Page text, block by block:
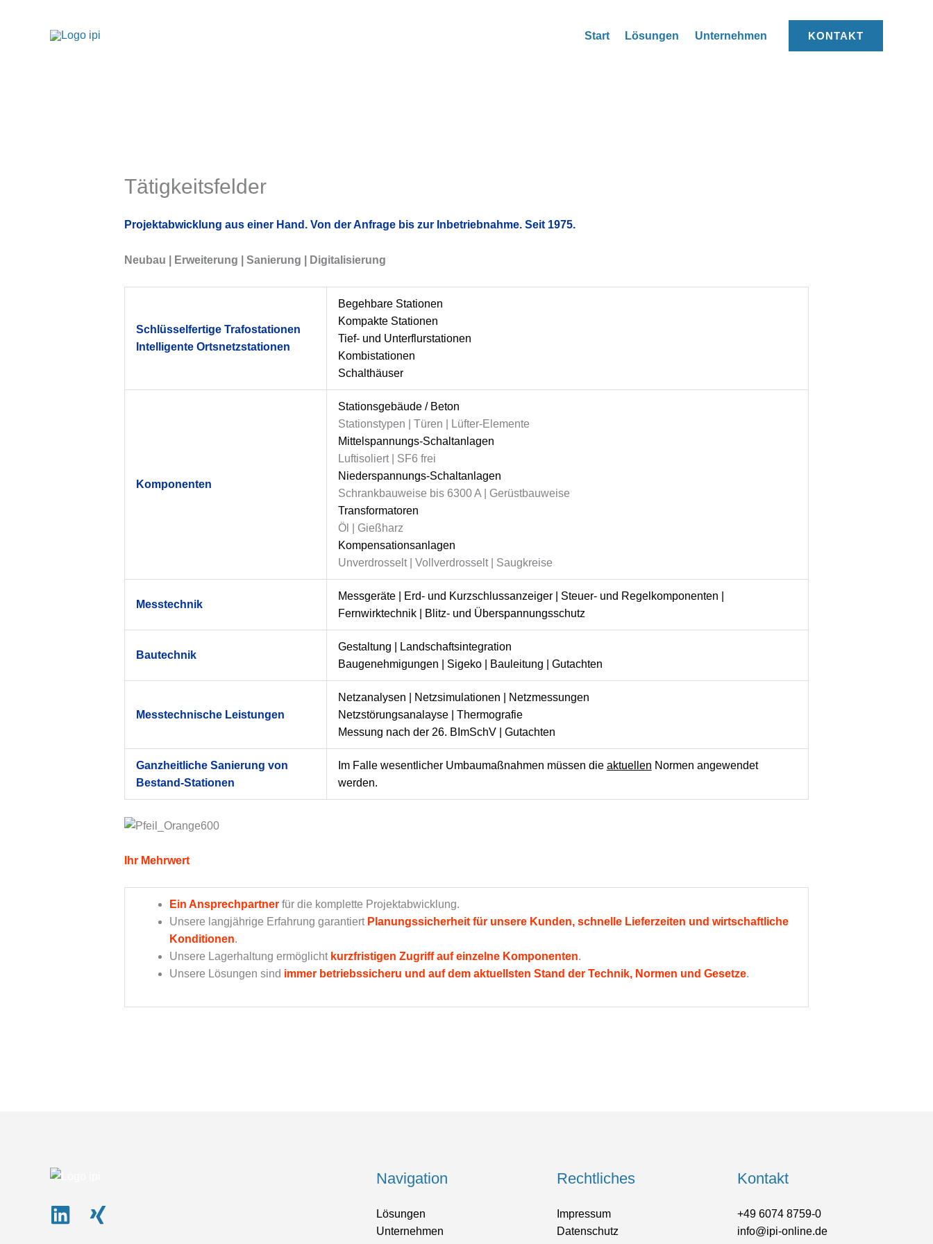
Start Lösungen Unternehmen KONTAKT
Tätigkeitsfelder
Projektabwicklung aus einer Hand. Von der Anfrage bis zur Inbetriebnahme. Seit 1975.
Neubau | Erweiterung | Sanierung | Digitalisierung
Schlüsselfertige Trafostationen
Intelligente Ortsnetzstationen
Begehbare Stationen
Kompakte Stationen
Tief- und Unterflurstationen
Kombistationen
Schalthäuser
Komponenten
Stationsgebäude / Beton
Stationstypen | Türen | Lüfter-Elemente
Mittelspannungs-Schaltanlagen
Luftisoliert | SF6 frei
Niederspannungs-Schaltanlagen
Schrankbauweise bis 6300 A | Gerüstbauweise
Transformatoren
Öl | Gießharz
Kompensationsanlagen
Unverdrosselt | Vollverdrosselt | Saugkreise
Messtechnik
Messgeräte | Erd- und Kurzschlussanzeiger | Steuer- und Regelkomponenten |
Fernwirktechnik | Blitz- und Überspannungsschutz
Bautechnik
Gestaltung | Landschaftsintegration
Baugenehmigungen | Sigeko | Bauleitung | Gutachten
Messtechnische Leistungen
Netzanalysen | Netzsimulationen | Netzmessungen
Netzstörungsanalayse | Thermografie
Messung nach der 26. BImSchV | Gutachten
Ganzheitliche Sanierung von
Bestand-Stationen
Im Falle wesentlicher Umbaumaßnahmen müssen die aktuellen Normen angewendet
werden.
Ihr Mehrwert
Ein Ansprechpartnerfür die komplette Projektabwicklung.
Unsere langjährige Erfahrung garantiert Planungssicherheit für unsere Kunden, schnelle Lieferzeiten und wirtschaftliche
Konditionen.
Unsere Lagerhaltung ermöglichtkurzfristigen Zugriff auf einzelne Komponenten.
Unsere Lösungen sind immer betriebssicheru und auf dem aktuellsten Stand der Technik, Normen und Gesetze.
Navigation
Lösungen
Unternehmen
Rechtliches
Impressum
Datenschutz
Kontakt
+49 6074 8759-0
info@ipi-online.de